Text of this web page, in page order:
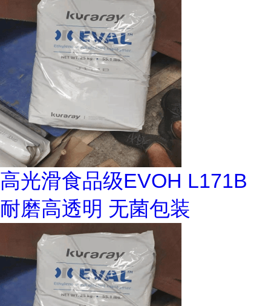
高光滑食品级EVOH L171B
耐磨高透明 无菌包装